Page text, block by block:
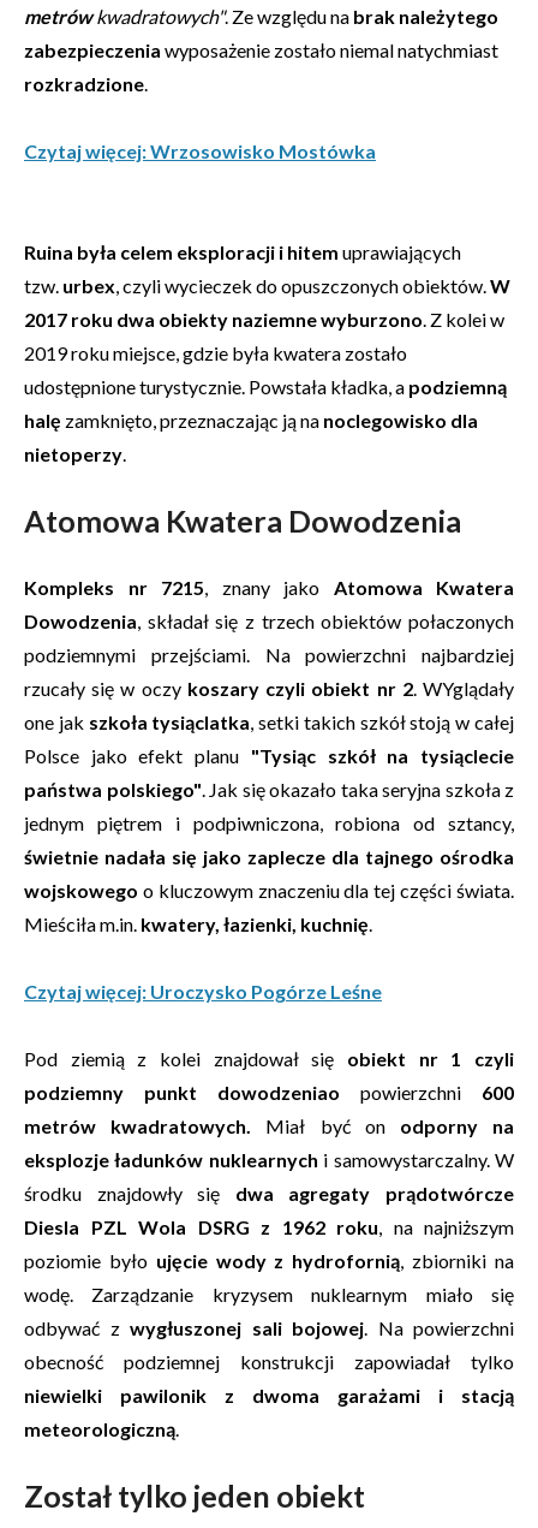
metrówkwadratowych". Ze względu na brak należytego
zabezpieczenia wyposażenie zostało niemal natychmiast
rozkradzione.
Czytaj więcej: Wrzosowisko Mostówka
Ruina była celem eksploracji i hitem uprawiających
tzw. urbex, czyli wycieczek do opuszczonych obiektów.W
2017 roku dwa obiekty naziemne wyburzono. Z kolei w
2019 roku miejsce, gdzie była kwatera zostało
udostępnione turystycznie. Powstała kładka, a podziemną
halę zamknięto, przeznaczając ją na noclegowisko dla
nietoperzy.
Atomowa Kwatera Dowodzenia
Kompleks nr 7215, znany jako Atomowa Kwatera
Dowodzenia, składał się z trzech obiektów połaczonych
podziemnymi przejściami. Na powierzchni najbardziej
rzucały się w oczy koszary czyli obiekt nr 2. WYglądały
one jak szkoła tysiąclatka, setki takich szkół stoją w całej
Polsce jako efekt planu "Tysiąc szkół na tysiąclecie
państwa polskiego". Jak się okazało taka seryjna szkoła z
jednym piętrem i podpiwniczona, robiona od sztancy,
świetnie nadała się jako zaplecze dla tajnego ośrodka
wojskowego o kluczowym znaczeniu dla tej części świata.
Mieściła m.in. kwatery, łazienki, kuchnię.
Czytaj więcej: Uroczysko Pogórze Leśne
Pod ziemią z kolei znajdował się obiekt nr 1 czyli
podziemny punkt dowodzeniao powierzchni 600
metrów kwadratowych. Miał być on odporny na
eksplozje ładunków nuklearnych i samowystarczalny. W
środku znajdowły się dwa agregaty prądotwórcze
Diesla PZL Wola DSRG z 1962 roku, na najniższym
poziomie było ujęcie wody z hydrofornią, zbiorniki na
wodę. Zarządzanie kryzysem nuklearnym miało się
odbywać z wygłuszonej sali bojowej. Na powierzchni
obecność podziemnej konstrukcji zapowiadał tylko
niewielki pawilonik z dwoma garażami i stacją
meteorologiczną.
Został tylko jeden obiekt